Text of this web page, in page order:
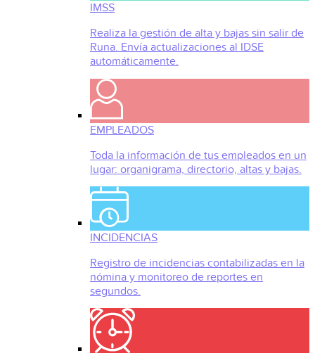
IMSS
Realiza la gestión de alta y bajas sin salir de
Runa. Envía actualizaciones al IDSE
automáticamente.
EMPLEADOS
Toda la información de tus empleados en un
lugar: organigrama, directorio, altas y bajas.
INCIDENCIAS
Registro de incidencias contabilizadas en la
nómina y monitoreo de reportes en
segundos.